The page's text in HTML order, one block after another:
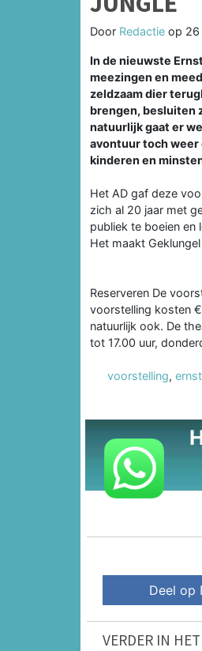
Door Redactie op 26
In de nieuwste
meezingen en
zeldzaam dier
brengen, besluiten
natuurlijk gaat er
avontuur toch weer
kinderen en
Het AD gaf deze
zich al 20 jaar met
publiek te boeien en
Het maakt
Reserveren De
voorstelling kosten
natuurlijk ook. De
tot 17.00 uur,
voorstelling, ernst
Deel op
VERDER IN